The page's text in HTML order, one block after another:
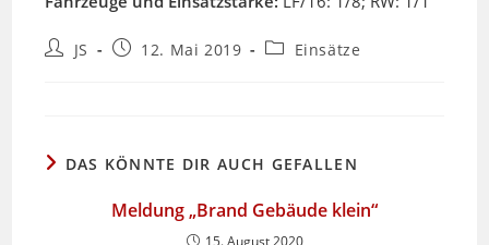
Beitrags-
JS
Beitrag12. Mai 2019
Beitrags-
Einsätze
DAS KÖNNTE DIR AUCH GEFALLEN
Meldung „Brand Gebäude klein“
15. August 2020